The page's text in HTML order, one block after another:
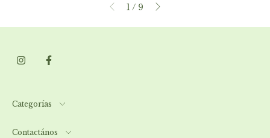
1 / 9
Categorías
Contactános